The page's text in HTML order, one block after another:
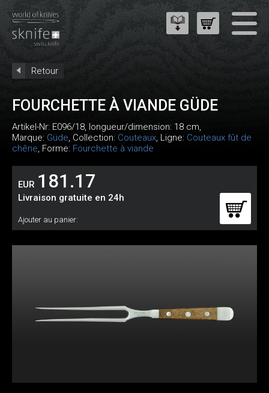
Retour
FOURCHETTE À VIANDE GÜDE
Artikel-Nr: E096/18, longueur/dimension: 18 cm,
Marque: Güde, Collection: Couteaux, Ligne: Couteaux fût de
chêne, Forme: Fourchette à viande
EUR 181.17
Livraison gratuite en 24h
Ajouter au panier: